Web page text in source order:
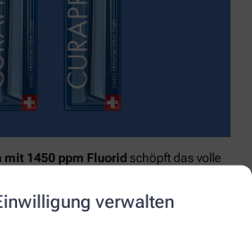
verwalten
mit 1450 ppm Fluorid schöpft das volle
Abwehrkräfte.